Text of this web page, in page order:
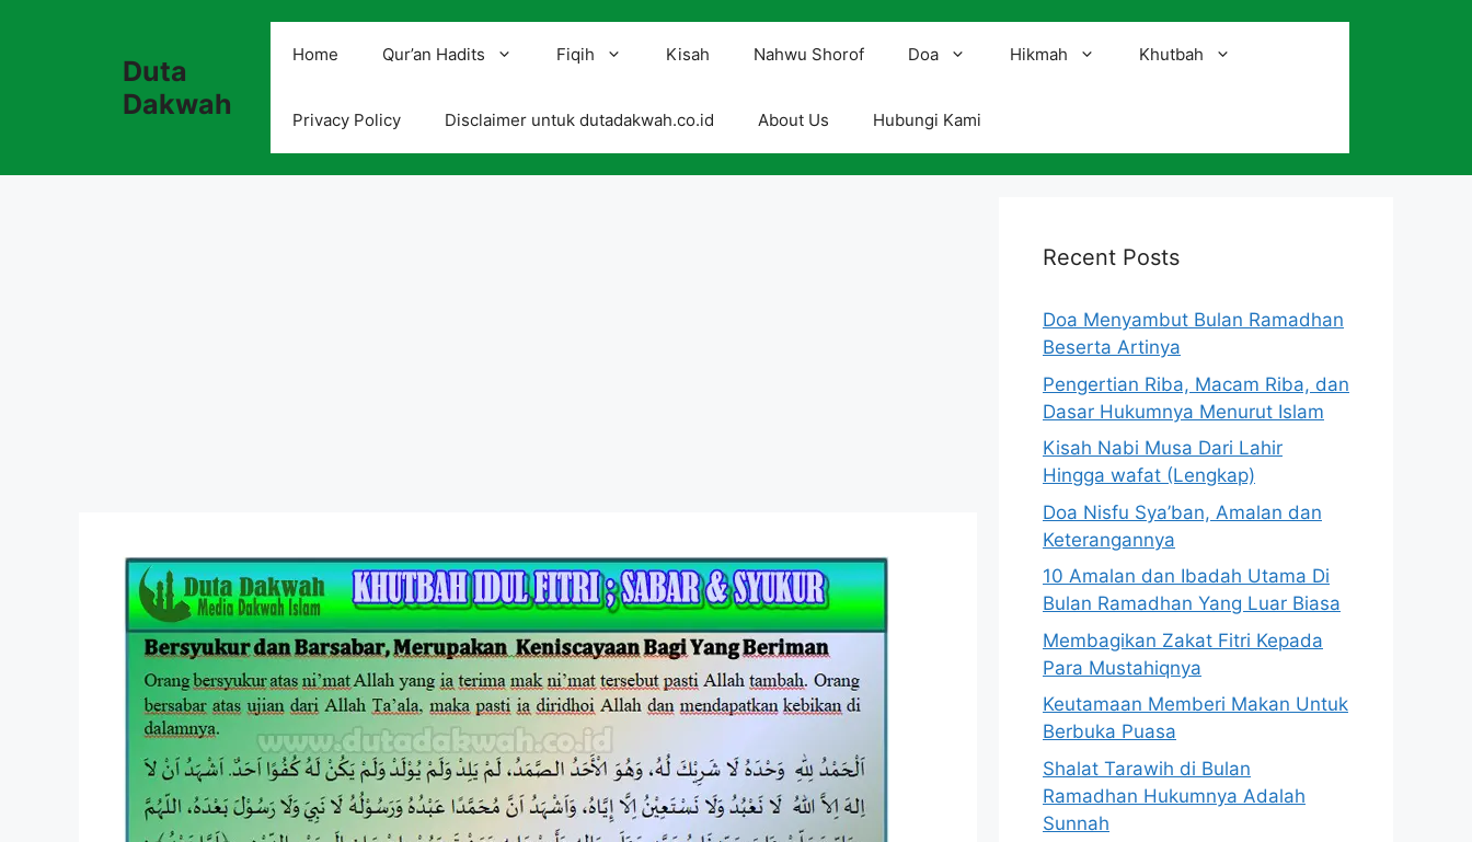
Duta
Dakwah
Home Qur’an Hadits Fiqih Kisah Nahwu Shorof Doa Hikmah Khutbah
Privacy Policy Disclaimer untuk dutadakwah.co.id About Us Hubungi Kami
Recent Posts
Doa Menyambut Bulan Ramadhan
Beserta Artinya
Pengertian Riba, Macam Riba, dan
Dasar Hukumnya Menurut Islam
Kisah Nabi Musa Dari Lahir
Hingga wafat (Lengkap)
Doa Nisfu Sya’ban, Amalan dan
Keterangannya
10 Amalan dan Ibadah Utama Di
Bulan Ramadhan Yang Luar Biasa
Membagikan Zakat Fitri Kepada
Para Mustahiqnya
Keutamaan Memberi Makan Untuk
Berbuka Puasa
Shalat Tarawih di Bulan
Ramadhan Hukumnya Adalah
Sunnah